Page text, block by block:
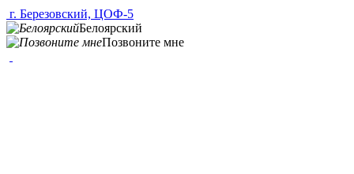
г. Березовский, ЦОФ-5
Белоярский
Позвоните мне